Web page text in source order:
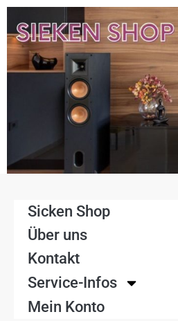
Sicken Shop
Über uns
Kontakt
Service-Infos
Mein Konto